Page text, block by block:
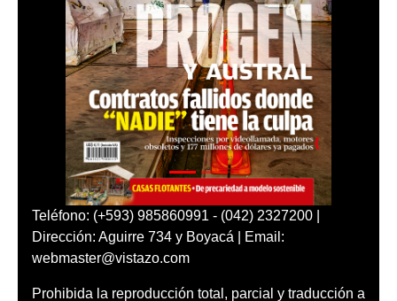
Teléfono: (+593) 985860991 - (042) 2327200 |
Dirección: Aguirre 734 y Boyacá | Email:
webmaster@vistazo.com
Prohibida la reproducción total, parcial y traducción a